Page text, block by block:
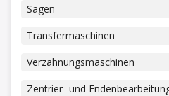
Sägen
Transfermaschinen
Verzahnungsmaschinen
Zentrier- und